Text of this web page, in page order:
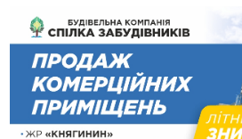
17:17
ВІДЕО Скарби Музею писанкового
далеко за межами Коломиї
16:42
Поблизу Франківська п'яний на
16:27
На Прикарпатті триває
уже зареєстровано 282 одиниці